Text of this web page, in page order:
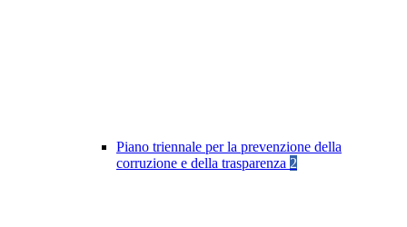
Piano triennale per la prevenzione della
corruzione e della trasparenza 2